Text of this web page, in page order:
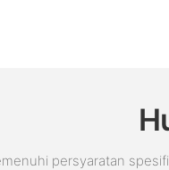
persyaratan